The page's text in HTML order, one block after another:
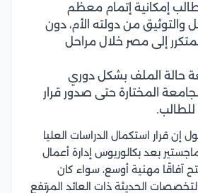
إمكانية إتمام معظم
والتوثيق من دولته الأم، دون
إلى مصر خلال مراحل
حالة الملف بشكل دوري
المختارة حتى صدور قرار
للطالب.
إن قرار استكمال الدراسات العليا
بعد بكالوريوس إدارة أعمال
آفاقًا مهنية أوسع، سواء كان
الحديثة ذات العائد المرتفع